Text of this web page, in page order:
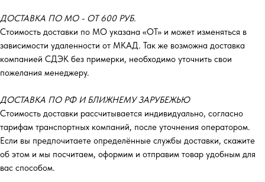
ДОСТАВКА ПО МО - ОТ 600 РУБ.
Стоимость доставки по МО указана «ОТ»‎ и может изменяться в
зависимости удаленности от МКАД. Так же возможна доставка
компанией СДЭК без примерки, необходимо уточнить свои
пожелания менеджеру.
ДОСТАВКА ПО РФ И БЛИЖНЕМУ ЗАРУБЕЖЬЮ
Стоимость доставки рассчитывается индивидуально, согласно
тарифам транспортных компаний, после уточнения оператором.
Если вы предпочитаете определённые службы доставки, скажите
об этом и мы посчитаем, оформим и отправим товар удобным для
вас способом.